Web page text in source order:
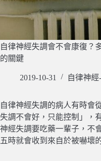
自律神經失調會不會康復？
的關鍵
2019-10-31 自律神
自律神經失調的病人有時會
失調不會好，只能控制」，
神經失調要吃藥一輩子，不
五時就會收到來自於被嚇壞